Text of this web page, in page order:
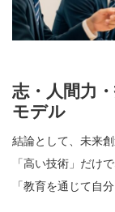
志・人間力
モデル
結論として、未来
「高い技術」だけ
「教育を通じて自